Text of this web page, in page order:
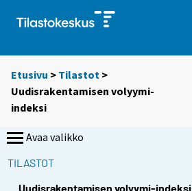
Etusivu > Tilastot >
Uudisrakentamisen volyymi-
indeksi
Avaa valikko
TILASTOT
Uudisrakentamisen volyymi-indeksi